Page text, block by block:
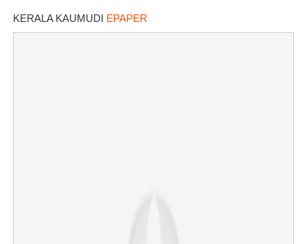
KERALA KAUMUDI EPAPER